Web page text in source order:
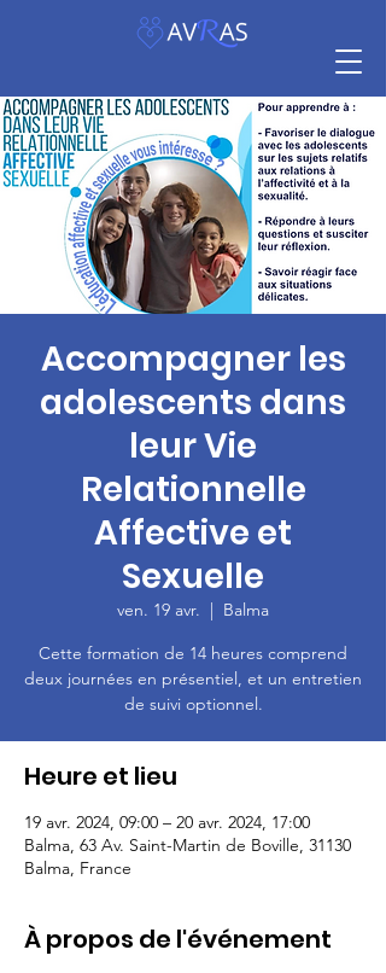
Accompagner les
adolescents dans
leur Vie
Relationnelle
Affective et
Sexuelle
ven. 19 avr.
  |
Balma
Cette formation de 14 heures comprend
deux journées en présentiel, et un entretien
de suivi optionnel.
Heure et lieu
19 avr. 2024, 09:00 – 20 avr. 2024, 17:00
Balma, 63 Av. Saint-Martin de Boville, 31130
Balma, France
À propos de l'événement